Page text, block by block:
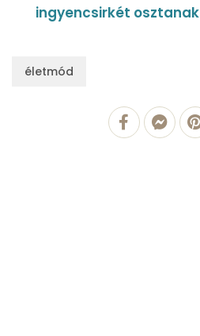
ingyencsirkét osztanak
életmód